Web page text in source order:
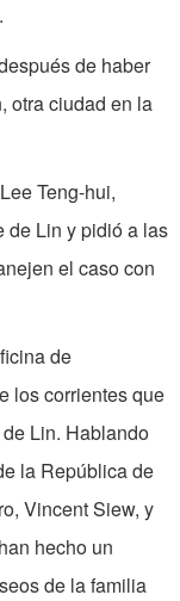
de haber
otra ciudad en la
Teng-hui,
de Lin y pidió a las
el caso con
de
los corrientes que
Lin. Hablando
la República de
Vincent Siew, y
hecho un
de la familia